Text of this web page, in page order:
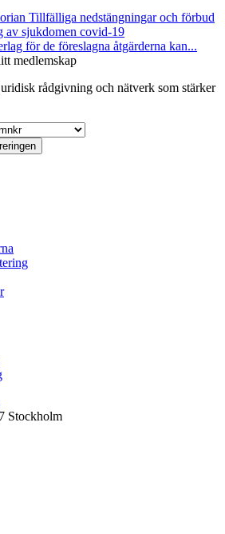
Tillfälliga nedstängningar och förbud
av sjukdomen covid-19
för de föreslagna åtgärderna kan...
medlemskap
rådgivning och nätverk som stärker
Stockholm